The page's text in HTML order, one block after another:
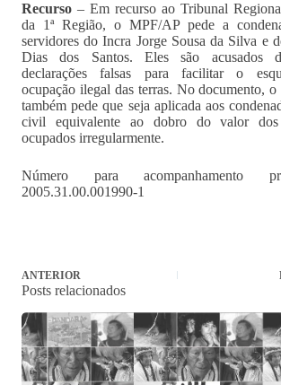
Recurso – Em recurso ao Tribunal
da 1ª Região, o MPF/AP pede a
servidores do Incra Jorge Sousa da Silva e
Dias dos Santos. Eles são acusados
declarações falsas para facilitar o
ocupação ilegal das terras. No documento,
também pede que seja aplicada aos
civil equivalente ao dobro do valor dos
ocupados irregularmente.
Número para acompanhamento
2005.31.00.001990-1
ANTERIOR
Posts relacionados